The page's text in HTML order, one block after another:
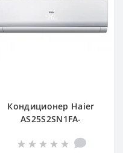
Кондиционер Haier
AS25S2SN1FA-